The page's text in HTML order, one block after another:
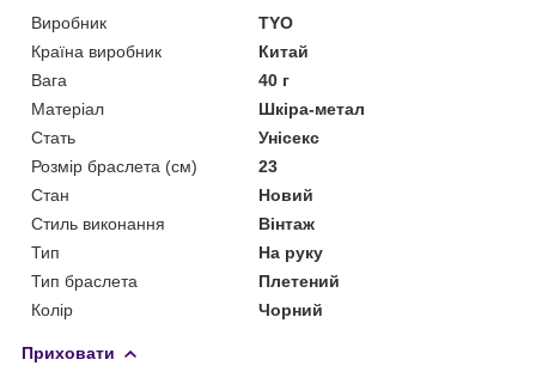
Виробник
TYO
Країна виробник
Китай
Вага
40 г
Матеріал
Шкіра-метал
Стать
Унісекс
Розмір браслета (см)
23
Стан
Новий
Стиль виконання
Вінтаж
Тип
На руку
Тип браслета
Плетений
Колір
Чорний
Приховати